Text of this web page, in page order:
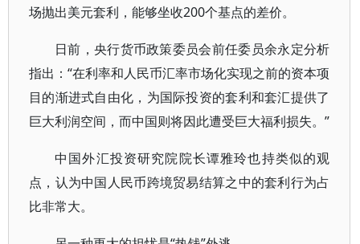
场抛出美元套利，能够坐收200个基点的差价。
日前，央行货币政策委员会前任委员余永定分析
指出：“在利率和人民币汇率市场化实现之前的资本项
目的渐进式自由化，为国际投资的套利和套汇提供了
巨大利润空间，而中国则将因此遭受巨大福利损失。”
中国外汇投资研究院院长谭雅玲也持类似的观
点，认为中国人民币跨境贸易结算之中的套利行为占
比非常大。